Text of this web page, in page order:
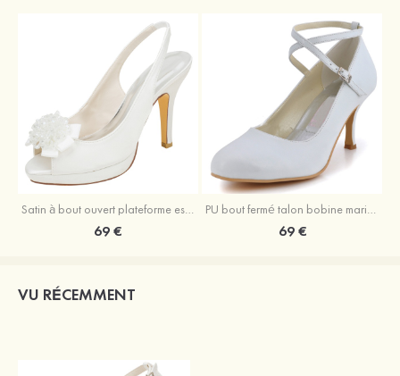
Satin à bout ouvert plateforme escarpins talon stiletto mariage chaussures
69 €
PU bout fermé talon bobine mariage chaussures
69 €
VU RÉCEMMENT